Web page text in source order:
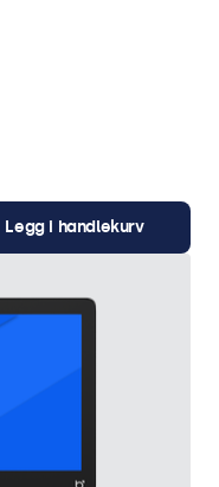
Legg i handlekurv